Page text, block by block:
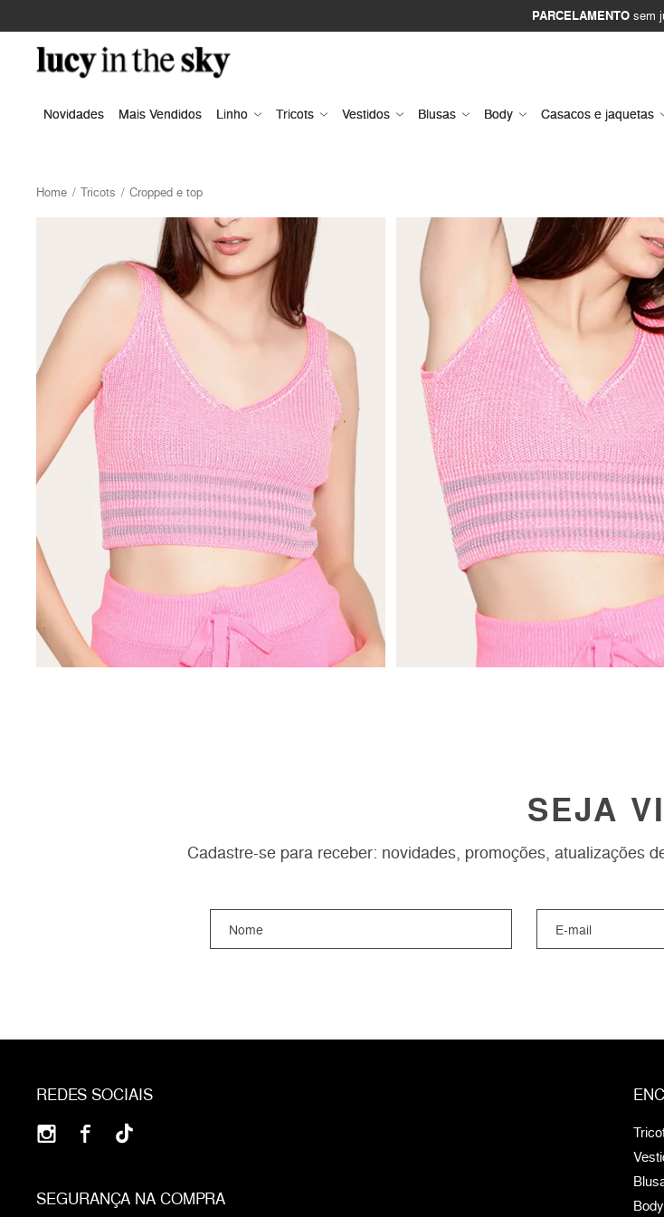
PARCELAMENTOsem
Novidades Mais Vendidos Linho Tricots Vestidos Blusas Body Casacos e jaquetas
Home Tricots Cropped e top
SEJA
Cadastre-se para receber: novidades, promoções, atualizações
REDES SOCIAIS
SEGURANÇA NA COMPRA
Body